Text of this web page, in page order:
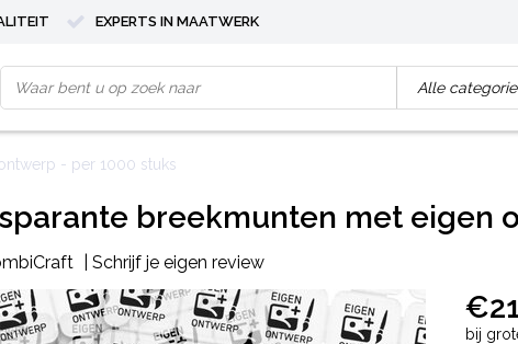
EXPERTS IN MAATWERK
- per 1000 stuks
breekmunten met eigen
Schrijf je eigen review
bij